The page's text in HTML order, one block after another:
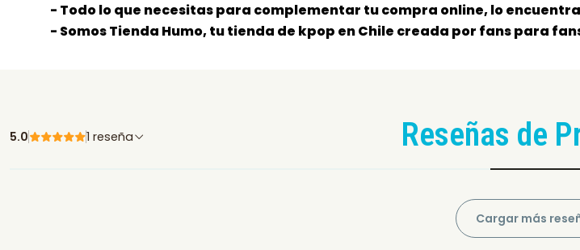
- Todo lo que necesitas para complementar tu compra online, lo
- Somos Tienda Humo, tu tienda de kpop en Chile creada por fans para
Reseñas de
5.0 1 reseña
Cargar más